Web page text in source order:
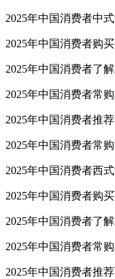
2025年中国消费者中
2025年中国消费者购
2025年中国消费者了
2025年中国消费者常
2025年中国消费者推
2025年中国消费者常
2025年中国消费者西
2025年中国消费者购
2025年中国消费者了
2025年中国消费者常
2025年中国消费者推